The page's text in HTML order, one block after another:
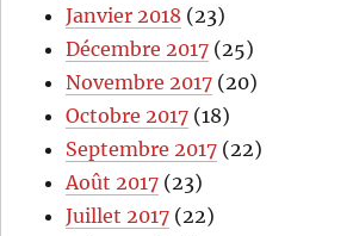
Janvier 2018 (23)
Décembre 2017 (25)
Novembre 2017 (20)
Octobre 2017 (18)
Septembre 2017 (22)
Août 2017 (23)
Juillet 2017 (22)